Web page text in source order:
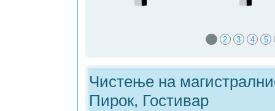
1 2 3 4 5
Чистење на
Пирок, Гостивар